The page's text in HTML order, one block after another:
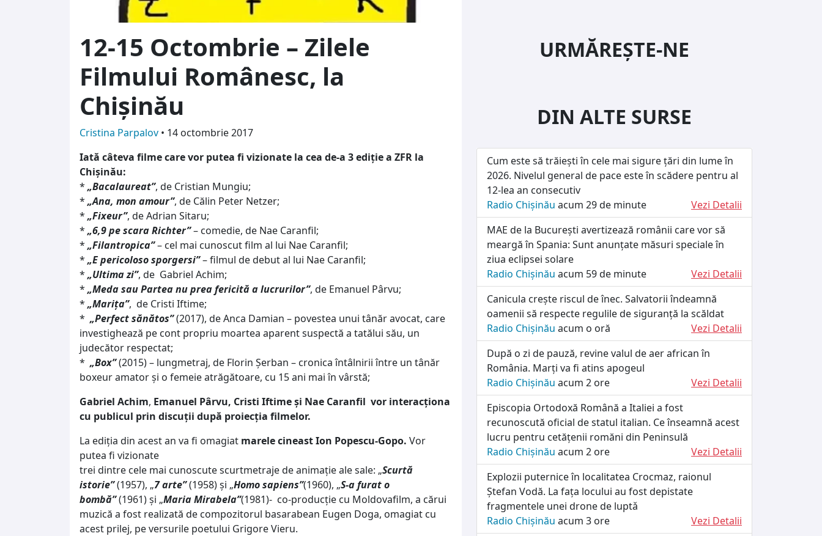
12-15 Octombrie – Zilele
Filmului Românesc, la
Chișinău
Cristina Parpalov • 14 octombrie 2017
Iată câteva filme care vor putea fi vizionate la cea de-a 3 ediție a ZFR la
Chișinău:
* „Bacalaureat”, de Cristian Mungiu;
* „Ana, mon amour”, de Călin Peter Netzer;
* „Fixeur”, de Adrian Sitaru;
* „6,9 pe scara Richter”– comedie, de Nae Caranfil;
* „Filantropica”– cel mai cunoscut film al lui Nae Caranfil;
* „E pericoloso sporgersi”– filmul de debut al lui Nae Caranfil;
* „Ultima zi”, de Gabriel Achim;
* „Meda sau Partea nu prea fericită a lucrurilor”, de Emanuel Pârvu;
* „Marița”, de Cristi Iftime;
* „Perfect sănătos”(2017), de Anca Damian – povestea unui tânăr avocat, care
investighează pe cont propriu moartea aparent suspectă a tatălui său, un
judecător respectat;
* „Box”(2015) – lungmetraj, de Florin Șerban – cronica întâlnirii între un tânăr
boxeur amator și o femeie atrăgătoare, cu 15 ani mai în vârstă;
Gabriel Achim, Emanuel Pârvu, Cristi Iftime și Nae Caranfil vor interacționa
cu publicul prin discuții după proiecția filmelor.
La ediția din acest an va fi omagiat marele cineast Ion Popescu-Gopo. Vor
putea fi vizionate
trei dintre cele mai cunoscute scurtmetraje de animație ale sale: „Scurtă
istorie”(1957), „7 arte”(1958) și „Homo sapiens”(1960), „S-a furat o
bombă”(1961) și „Maria Mirabela”(1981)- co-producţie cu Moldovafilm, a cărui
muzică a fost realizată de compozitorul basarabean Eugen Doga, omagiat cu
acest prilej, pe versurile poetului Grigore Vieru.
URMĂREȘTE-NE
DIN ALTE SURSE
Cum este să trăiești în cele mai sigure țări din lume în
2026. Nivelul general de pace este în scădere pentru al
12-lea an consecutiv
Radio Chișinău acum 29 de minute
Vezi Detalii
MAE de la București avertizează românii care vor să
meargă în Spania: Sunt anunțate măsuri speciale în
ziua eclipsei solare
Radio Chișinău acum 59 de minute
Vezi Detalii
Canicula crește riscul de înec. Salvatorii îndeamnă
oamenii să respecte regulile de siguranță la scăldat
Radio Chișinău acum o oră
Vezi Detalii
După o zi de pauză, revine valul de aer african în
România. Marți va fi atins apogeul
Radio Chișinău acum 2 ore
Vezi Detalii
Episcopia Ortodoxă Română a Italiei a fost
recunoscută oficial de statul italian. Ce înseamnă acest
lucru pentru cetățenii romăni din Peninsulă
Radio Chișinău acum 2 ore
Vezi Detalii
Explozii puternice în localitatea Crocmaz, raionul
Ștefan Vodă. La fața locului au fost depistate
fragmentele unei drone de luptǎ
Radio Chișinău acum 3 ore
Vezi Detalii